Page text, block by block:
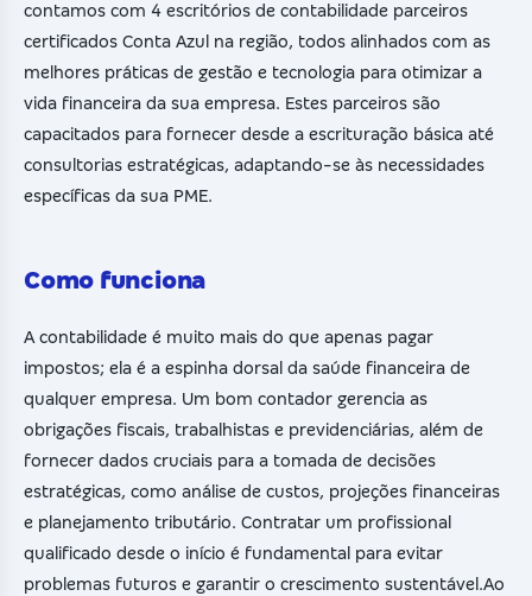
contamos com 4 escritórios de contabilidade parceiros
certificados Conta Azul na região, todos alinhados com as
melhores práticas de gestão e tecnologia para otimizar a
vida financeira da sua empresa. Estes parceiros são
capacitados para fornecer desde a escrituração básica até
consultorias estratégicas, adaptando-se às necessidades
específicas da sua PME.
Como funciona
A contabilidade é muito mais do que apenas pagar
impostos; ela é a espinha dorsal da saúde financeira de
qualquer empresa. Um bom contador gerencia as
obrigações fiscais, trabalhistas e previdenciárias, além de
fornecer dados cruciais para a tomada de decisões
estratégicas, como análise de custos, projeções financeiras
e planejamento tributário. Contratar um profissional
qualificado desde o início é fundamental para evitar
problemas futuros e garantir o crescimento sustentável.Ao